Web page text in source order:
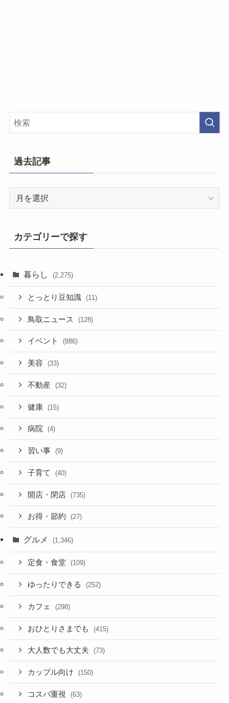
過去記事
カテゴリーで探す
暮らし (2,275)
とっとり豆知識 (11)
鳥取ニュース (128)
イベント (886)
美容 (33)
不動産 (32)
健康 (15)
病院 (4)
習い事 (9)
子育て (40)
開店・閉店 (735)
お得・節約 (27)
グルメ (1,346)
定食・食堂 (109)
ゆったりできる (252)
カフェ (298)
おひとりさまでも (415)
大人数でも大丈夫 (73)
カップル向け (150)
コスパ重視 (63)